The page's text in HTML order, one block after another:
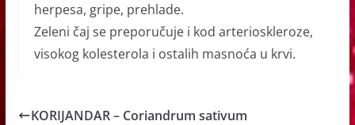
herpesa, gripe, prehlade.
Zeleni čaj se preporučuje i kod arterioskleroze,
visokog kolesterola i ostalih masnoća u krvi.
KORIJANDAR – Coriandrum sativum